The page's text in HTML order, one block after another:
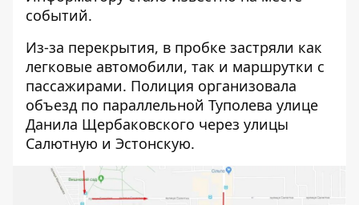
событий.
Из-за перекрытия, в пробке застряли как
легковые автомобили, так и маршрутки с
пассажирами. Полиция организовала
объезд по параллельной Туполева улице
Данила Щербаковского через улицы
Салютную и Эстонскую.